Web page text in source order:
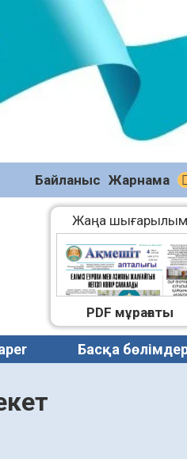
Байланыс Жарнама
Жаңа шығарылым
PDF мұрағаты
Басқа